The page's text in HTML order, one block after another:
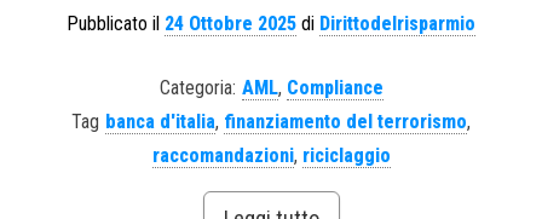
Pubblicato il 24 Ottobre 2025 di Dirittodelrisparmio
Categoria: AML, Compliance
Tag banca d'italia, finanziamento del terrorismo,
raccomandazioni, riciclaggio